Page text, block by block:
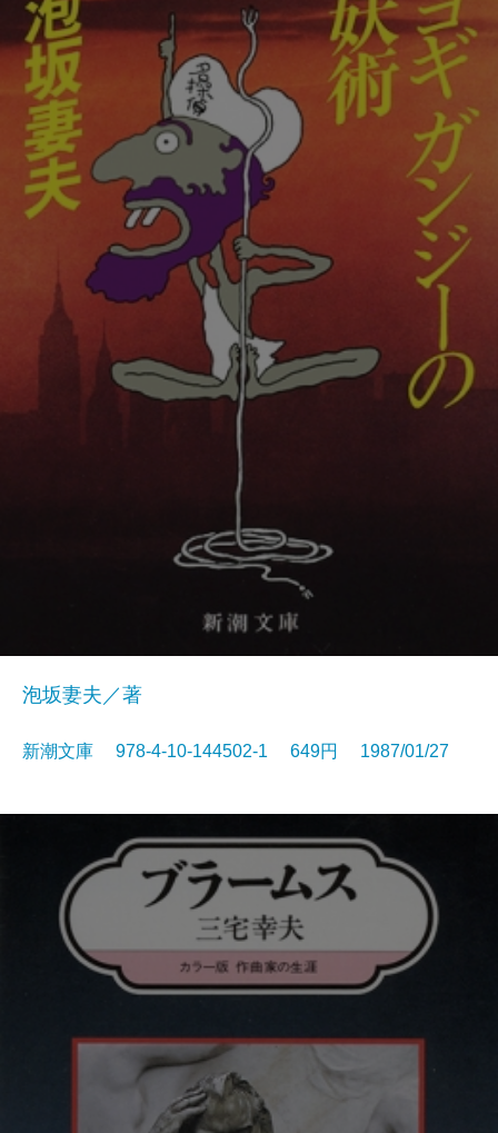
泡坂妻夫／著
新潮文庫 978-4-10-144502-1 649円 1987/01/27